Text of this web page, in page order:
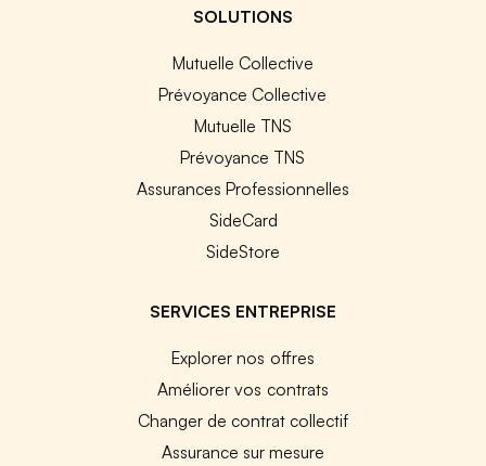
SOLUTIONS
Mutuelle Collective
Prévoyance Collective
Mutuelle TNS
Prévoyance TNS
Assurances Professionnelles
SideCard
SideStore
SERVICES ENTREPRISE
Explorer nos offres
Améliorer vos contrats
Changer de contrat collectif
Assurance sur mesure